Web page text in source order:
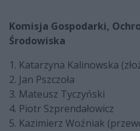
Komisja Gospodarki,
Środowiska
1. Katarzyna Kalinowska
2. Jan Pszczoła
3. Mateusz Tyczyński
4. Piotr Szprendałowicz
5. Kazimierz Woźniak